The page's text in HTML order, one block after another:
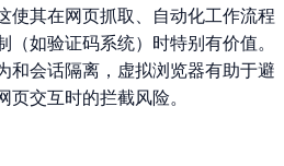
使其在网页抓取、自动化工作流程
如验证码系统）时特别有价值。
和会话隔离，虚拟浏览器有助于避
交互时的拦截风险。